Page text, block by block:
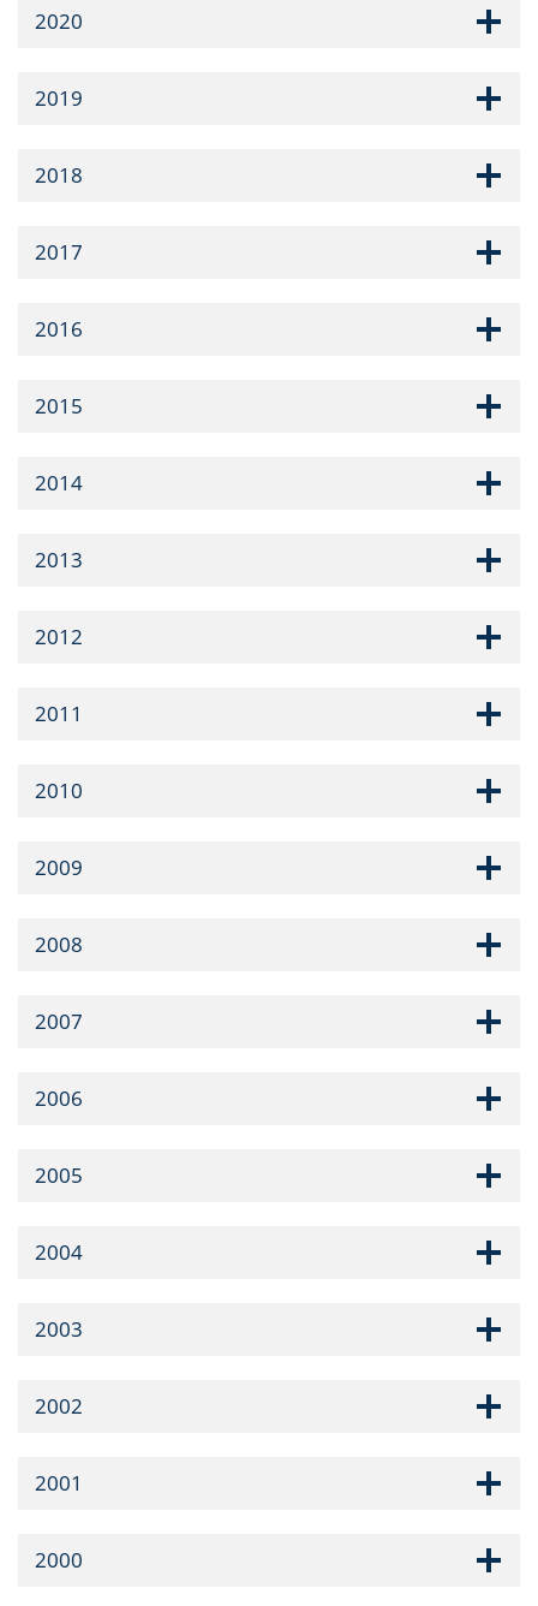
2020
2019
2018
2017
2016
2015
2014
2013
2012
2011
2010
2009
2008
2007
2006
2005
2004
2003
2002
2001
2000